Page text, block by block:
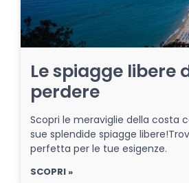
Le spiagge libere
perdere
Scopri le meraviglie della costa
sue splendide spiagge
perfetta per le tue esigenze.
SCOPRI »